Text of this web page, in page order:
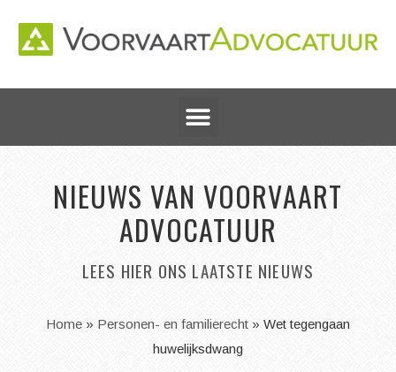
NIEUWS VAN VOORVAART
ADVOCATUUR
LEES HIER ONS LAATSTE NIEUWS
Home » Personen- en familierecht » Wet tegengaan
huwelijksdwang